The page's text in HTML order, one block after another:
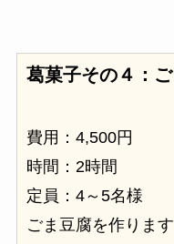
葛菓子その４：
費用：4,500円
時間：2時間
定員：4～5名様
ごま豆腐を作りま